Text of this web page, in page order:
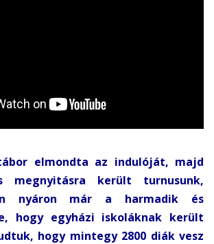
elmondta az indulóját, majd
megnyitásra került turnusunk,
nyáron már a harmadik és
hogy egyházi iskoláknak került
hogy mintegy 2800 diák vesz